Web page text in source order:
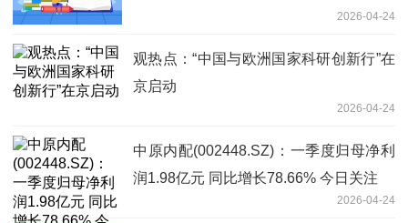
2026-04-24
观热点：“中国与欧洲国家科研创新行”在
京启动
2026-04-24
中原内配(002448.SZ)：一季度归母净利
润1.98亿元 同比增长78.66% 今日关注
2026-04-24